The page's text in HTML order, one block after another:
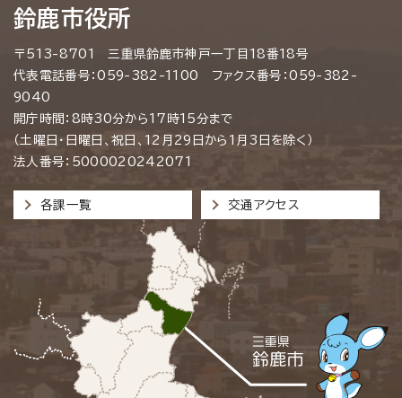
鈴鹿市役所
〒513-8701 三重県鈴鹿市神戸一丁目18番18号
代表電話番号：059-382-1100 ファクス番号：059-382-
9040
開庁時間：8時30分から17時15分まで
（土曜日・日曜日、祝日、12月29日から1月3日を除く）
法人番号：5000020242071
各課一覧 交通アクセス